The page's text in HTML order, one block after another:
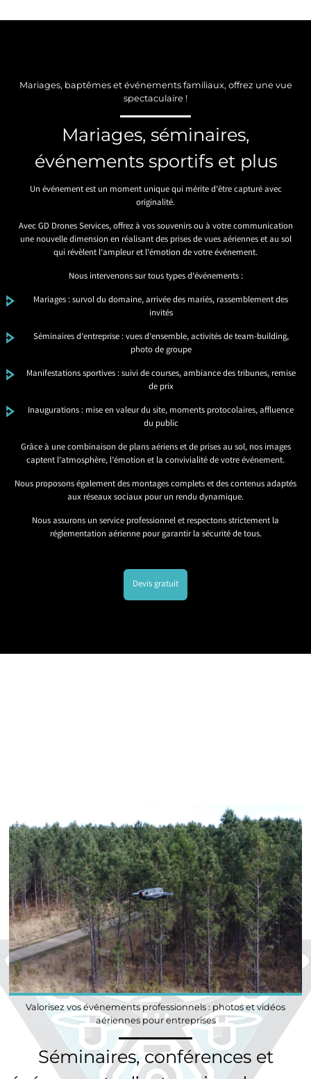
Mariages, baptêmes et événements familiaux, offrez une vue
spectaculaire !
Mariages, séminaires,
événements sportifs et plus
Un événement est un moment unique qui mérite d’être capturé avec
originalité.
Avec GD Drones Services, offrez à vos souvenirs ou à votre communication
une nouvelle dimension en réalisant des prises de vues aériennes et au sol
qui révèlent l’ampleur et l’émotion de votre événement.
Nous intervenons sur tous types d’événements :
Mariages : survol du domaine, arrivée des mariés, rassemblement des
invités
Séminaires d’entreprise : vues d’ensemble, activités de team-building,
photo de groupe
Manifestations sportives : suivi de courses, ambiance des tribunes, remise
de prix
Inaugurations : mise en valeur du site, moments protocolaires, affluence
du public
Grâce à une combinaison de plans aériens et de prises au sol, nos images
captent l’atmosphère, l’émotion et la convivialité de votre événement.
Nous proposons également des montages complets et des contenus adaptés
aux réseaux sociaux pour un rendu dynamique.
Nous assurons un service professionnel et respectons strictement la
réglementation aérienne pour garantir la sécurité de tous.
Devis gratuit
Valorisez vos événements professionnels : photos et vidéos
aériennes pour entreprises
Séminaires, conférences et